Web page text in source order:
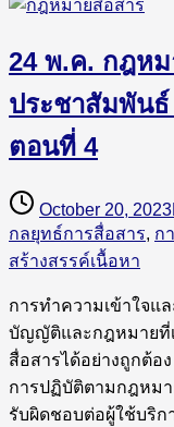
24 พ.ค. กฎหม
ประชาสัมพัน
ตอนที่ 4
October 20, 2023
กลยุทธ์การสื่อสาร, ก
สร้างสรรค์เนื้อหา
การทำความเข้าใจแ
บัญญัติและกฎหมายที่
สื่อสารได้อย่างถูกต้อ
การปฏิบัติตามกฎหมา
รับผิดชอบต่อผู้ใช้บริก